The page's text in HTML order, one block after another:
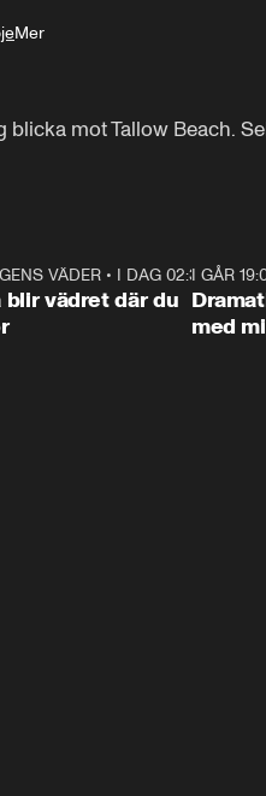
Mer
mot Tallow Beach.
1:06
VÄDER• I DAG 02:30
blir vädret där du
I GÅR
med